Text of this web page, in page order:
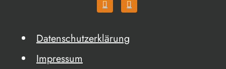
Datenschutzerklärung
Impressum